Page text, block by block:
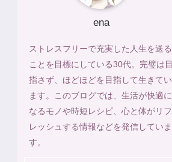
ena
ストレスフリーで充実した人生を送る
ことを目標にしている30代。完璧は目
指さず、ほどほどを目指して生きてい
ます。このブログでは、生活が快適に
なるモノや時短レシピ、心と体がリフ
レッシュする情報などを発信していま
す。